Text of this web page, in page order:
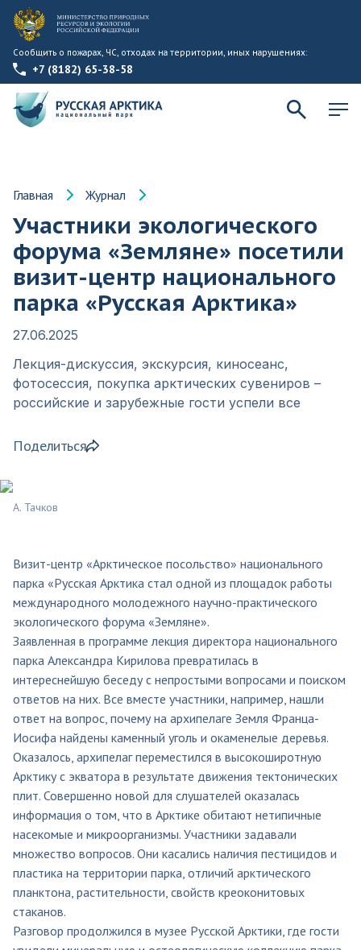
Сообщить о пожарах, ЧС, отходах на территории, иных нарушениях:
+7 (8182) 65-38-58
Главная Журнал
Участники экологического
форума «Земляне» посетили
визит-центр национального
парка «Русская Арктика»
27.06.2025
Лекция-дискуссия, экскурсия, киносеанс,
фотосессия, покупка арктических сувениров –
российские и зарубежные гости успели все
Поделиться
А. Тачков
Визит-центр «Арктическое посольство» национального
парка «Русская Арктика стал одной из площадок работы
международного молодежного научно-практического
экологического форума «Земляне».
Заявленная в программе лекция директора национального
парка Александра Кирилова превратилась в
интереснейшую беседу с непростыми вопросами и поиском
ответов на них. Все вместе участники, например, нашли
ответ на вопрос, почему на архипелаге Земля Франца-
Иосифа найдены каменный уголь и окаменелые деревья.
Оказалось, архипелаг переместился в высокоширотную
Арктику с экватора в результате движения тектонических
плит. Совершенно новой для слушателей оказалась
информация о том, что в Арктике обитают нетипичные
насекомые и микроорганизмы. Участники задавали
множество вопросов. Они касались наличия пестицидов и
пластика на территории парка, отличий арктического
планктона, растительности, свойств креоконитовых
стаканов.
Разговор продолжился в музее Русской Арктики, где гости